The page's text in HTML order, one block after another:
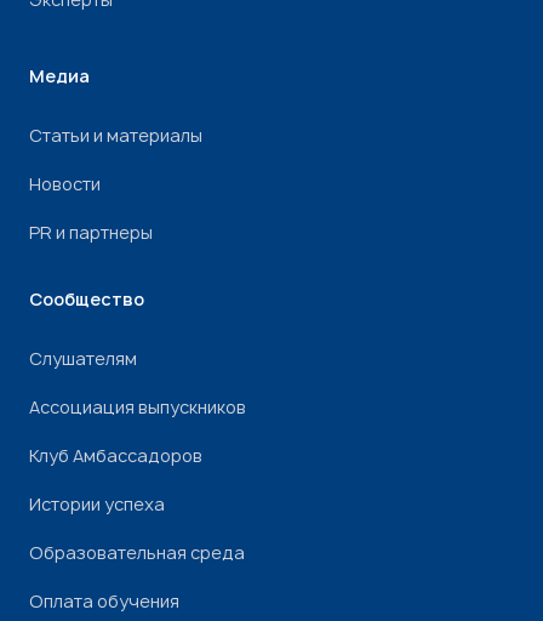
Медиа
Статьи и материалы
Новости
PR и партнеры
Сообщество
Слушателям
Ассоциация выпускников
Клуб Амбассадоров
Истории успеха
Образовательная среда
Оплата обучения